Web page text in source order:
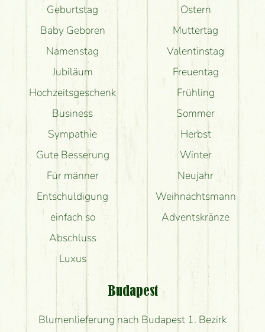
Geburtstag
Baby Geboren
Namenstag
Jubiläum
Hochzeitsgeschenk
Business
Sympathie
Gute Besserung
Für männer
Entschuldigung
einfach so
Abschluss
Luxus
Ostern
Muttertag
Valentinstag
Freuentag
Frühling
Sommer
Herbst
Winter
Neujahr
Weihnachtsmann
Adventskränze
Budapest
Blumenlieferung nach Budapest 1. Bezirk